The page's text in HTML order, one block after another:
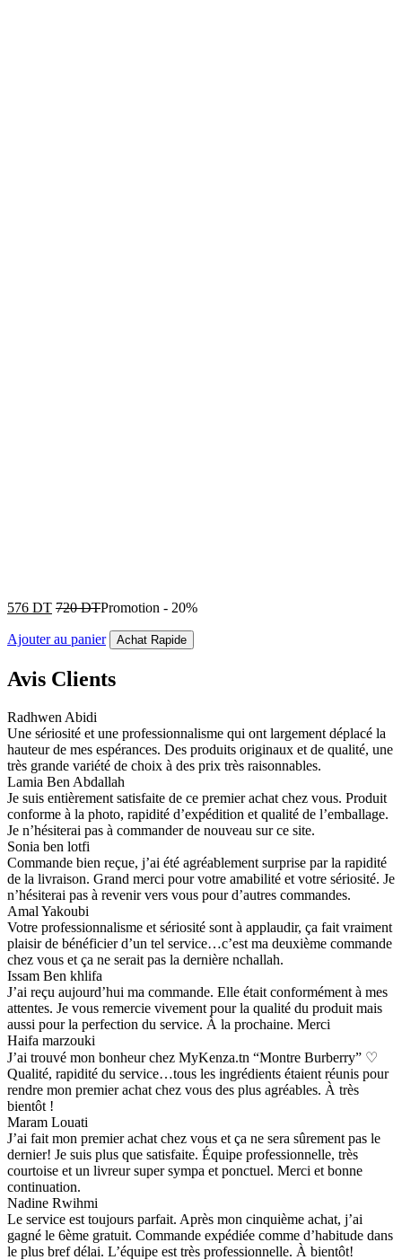
576 DT 720DTPromotion - 20%
Ajouter au panier Achat Rapide
Avis Clients
Radhwen Abidi
Une sériosité et une professionnalisme qui ont largement déplacé la
hauteur de mes espérances. Des produits originaux et de qualité, une
très grande variété de choix à des prix très raisonnables.
Lamia Ben Abdallah
Je suis entièrement satisfaite de ce premier achat chez vous. Produit
conforme à la photo, rapidité d’expédition et qualité de l’emballage.
Je n’hésiterai pas à commander de nouveau sur ce site.
Sonia ben lotfi
Commande bien reçue, j’ai été agréablement surprise par la rapidité
de la livraison. Grand merci pour votre amabilité et votre sériosité. Je
n’hésiterai pas à revenir vers vous pour d’autres commandes.
Amal Yakoubi
Votre professionnalisme et sériosité sont à applaudir, ça fait vraiment
plaisir de bénéficier d’un tel service…c’est ma deuxième commande
chez vous et ça ne serait pas la dernière nchallah.
Issam Ben khlifa
J’ai reçu aujourd’hui ma commande. Elle était conformément à mes
attentes. Je vous remercie vivement pour la qualité du produit mais
aussi pour la perfection du service. À la prochaine. Merci
Haifa marzouki
J’ai trouvé mon bonheur chez MyKenza.tn “Montre Burberry” ♡
Qualité, rapidité du service…tous les ingrédients étaient réunis pour
rendre mon premier achat chez vous des plus agréables. À très
bientôt !
Maram Louati
J’ai fait mon premier achat chez vous et ça ne sera sûrement pas le
dernier! Je suis plus que satisfaite. Équipe professionnelle, très
courtoise et un livreur super sympa et ponctuel. Merci et bonne
continuation.
Nadine Rwihmi
Le service est toujours parfait. Après mon cinquième achat, j’ai
gagné le 6ème gratuit. Commande expédiée comme d’habitude dans
le plus bref délai. L’équipe est très professionnelle. À bientôt!